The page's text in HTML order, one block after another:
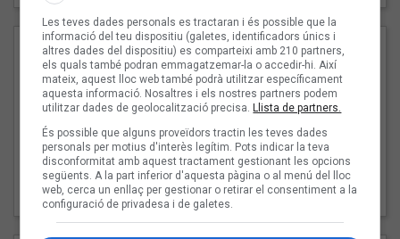
"Les cabres"
94 Rules amb Compte
Les teves dades personals es tractaran i és possible que la
informació del teu dispositiu (galetes, identificadors únics i
altres dades del dispositiu) es comparteixi amb 210 partners,
els quals també podran emmagatzemar-la o accedir-hi. Així
mateix, aquest lloc web també podrà utilitzar específicament
aquesta informació. Nosaltres i els nostres partners podem
utilitzar dades de geolocalització precisa.Llista de partners.
És possible que alguns proveïdors tractin les teves dades
personals per motius d'interès legítim. Pots indicar la teva
disconformitat amb aquest tractament gestionant les opcions
següents. A la part inferior d'aquesta pàgina o al menú del lloc
web, cerca un enllaç per gestionar o retirar el consentiment a la
configuració de privadesa i de galetes.